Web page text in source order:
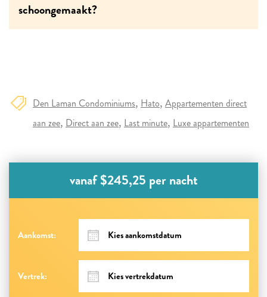
schoongemaakt?
Den Laman Condominiums Hato Appartementen direct
aan zee Direct aan zee Last minute Luxe appartementen
vanaf $245,25 per nacht
Aankomst:
Vertrek: